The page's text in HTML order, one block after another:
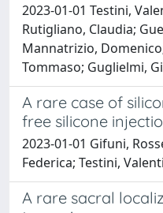
2023-01-01 Testini,
Rutigliano, Claudia;
Mannatrizio,
Tommaso; Guglielmi,
A rare case of
free silicone
2023-01-01 Gifuni,
Federica; Testini,
A rare sacral